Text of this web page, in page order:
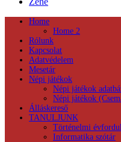
Home
Home 2
Rólunk
Kapcsolat
Adatvédelem
Mesetár
Népi játékok
Népi játékok
Népi játékok
Álláskereső
TANULJUNK
Történelmi
Informatika szótár